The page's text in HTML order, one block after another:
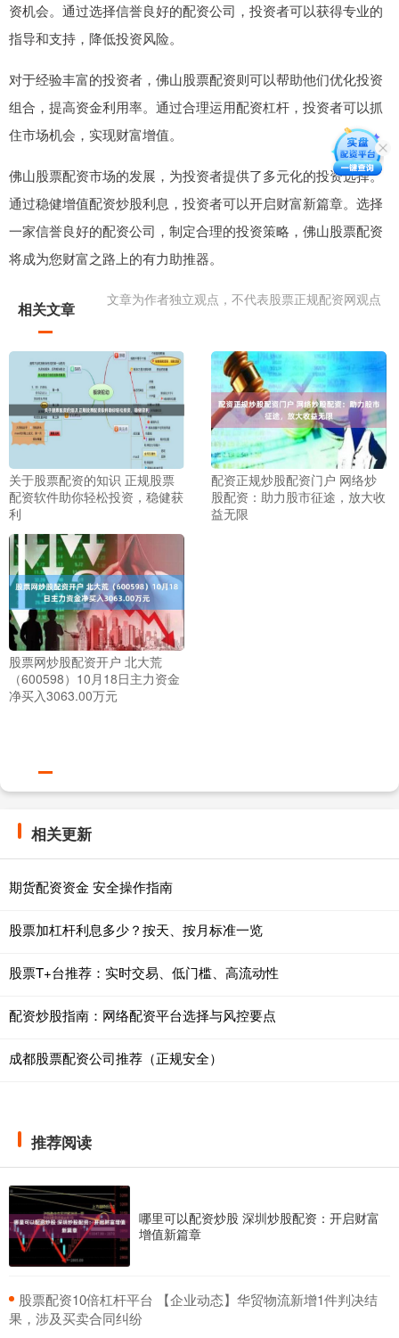
资机会。通过选择信誉良好的配资公司，投资者可以获得专业的
指导和支持，降低投资风险。
对于经验丰富的投资者，佛山股票配资则可以帮助他们优化投资
组合，提高资金利用率。通过合理运用配资杠杆，投资者可以抓
住市场机会，实现财富增值。
佛山股票配资市场的发展，为投资者提供了多元化的投资选择。
通过稳健增值配资炒股利息，投资者可以开启财富新篇章。选择
一家信誉良好的配资公司，制定合理的投资策略，佛山股票配资
将成为您财富之路上的有力助推器。
文章为作者独立观点，不代表股票正规配资网观点
相关文章
关于股票配资的知识 正规股票
配资软件助你轻松投资，稳健获
利
配资正规炒股配资门户 网络炒
股配资：助力股市征途，放大收
益无限
股票网炒股配资开户 北大荒
（600598）10月18日主力资金
净买入3063.00万元
相关更新
期货配资资金 安全操作指南
股票加杠杆利息多少？按天、按月标准一览
股票T+台推荐：实时交易、低门槛、高流动性
配资炒股指南：网络配资平台选择与风控要点
成都股票配资公司推荐（正规安全）
推荐阅读
哪里可以配资炒股 深圳炒股配资：开启财富
增值新篇章
​股票配资10倍杠杆平台 【企业动态】华贸物流新增1件判决结
果，涉及买卖合同纠纷